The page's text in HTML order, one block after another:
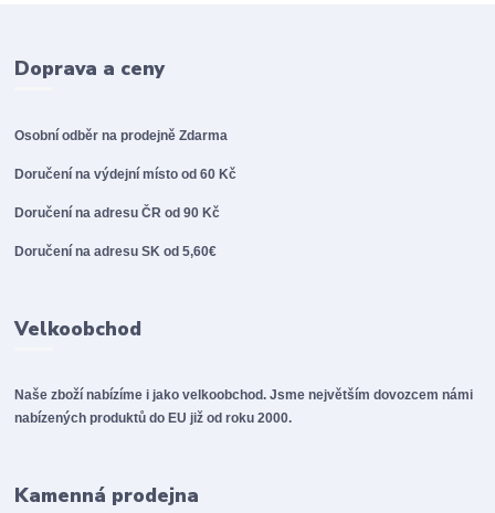
Doprava a ceny
Osobní odběr na prodejněZdarma
Doručení na výdejní místo od 60 Kč
Doručení na adresu ČR od 90 Kč
Doručení na adresu SK od 5,60€
Velkoobchod
Naše zboží nabízíme i jako velkoobchod. Jsme největším dovozcem námi
nabízených produktů do EU již od roku 2000.
Kamenná prodejna